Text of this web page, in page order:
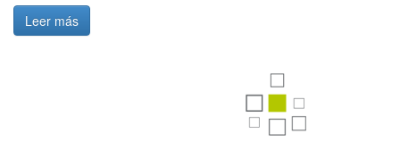
Leer más